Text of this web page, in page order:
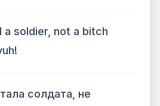
a soldier, not a bitch
солдата, не